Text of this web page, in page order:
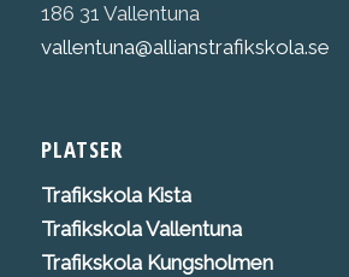
186 31 Vallentuna
vallentuna@allianstrafikskola.se
PLATSER
Trafikskola Kista
Trafikskola Vallentuna
Trafikskola Kungsholmen